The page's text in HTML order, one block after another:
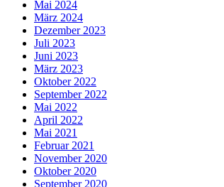
Mai 2024
März 2024
Dezember 2023
Juli 2023
Juni 2023
März 2023
Oktober 2022
September 2022
Mai 2022
April 2022
Mai 2021
Februar 2021
November 2020
Oktober 2020
September 2020